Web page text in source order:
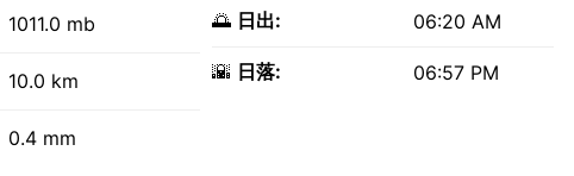
1011.0 mb
10.0 km
0.4 mm
🌅 日出: 06:20 AM
🌇 日落: 06:57 PM